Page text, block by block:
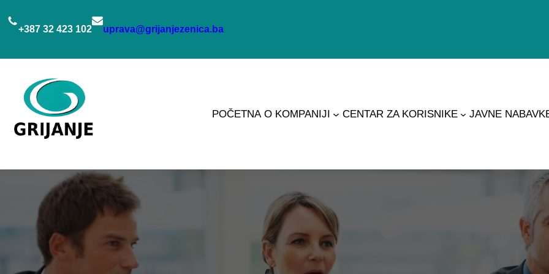
na
+387 32 423 102 uprava@grijanjezenica.ba
POČETNA O KOMPANIJI CENTAR ZA KORISNIKE JAVNE